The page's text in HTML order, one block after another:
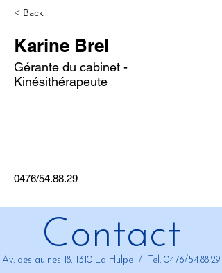
< Back
Karine Brel
Gérante du cabinet -
Kinésithérapeute
0476/54.88.29
Contact
Av. des aulnes 18, 1310 La Hulpe / Tel. 0476/54.88.29